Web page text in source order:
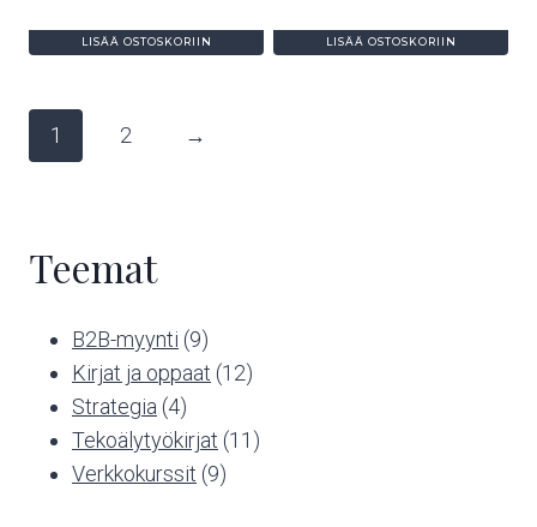
LISÄÄ OSTOSKORIIN LISÄÄ OSTOSKORIIN
1 2 →
Teemat
B2B-myynti 99
tuotetta
Kirjat ja oppaat 1212
Strategia 44
tuotetta
Tekoälytyökirjat 1111
Verkkokurssit 99